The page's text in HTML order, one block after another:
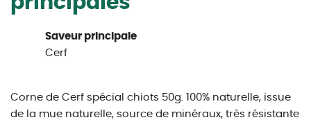
Saveur principale
Cerf
Corne de Cerf spécial chiots 50g. 100% naturelle, issue
de la mue naturelle, source de minéraux, très résistante